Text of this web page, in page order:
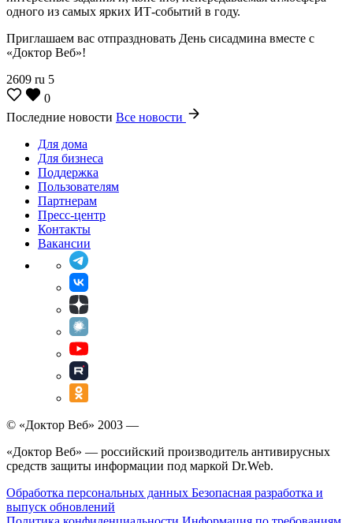
одного из самых ярких ИТ-событий в году.
Приглашаем вас отпраздновать День сисадмина вместе с
«Доктор Веб»!
2609 ru 5
0
Последние новости Все новости
Для дома
Для бизнеса
Поддержка
Пользователям
Партнерам
Пресс-центр
Контакты
Вакансии
© «Доктор Веб» 2003 —
«Доктор Веб» — российский производитель антивирусных
средств защиты информации под маркой Dr.Web.
Обработка персональных данных Безопасная разработка и
выпуск обновлений